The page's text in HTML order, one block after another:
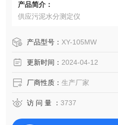
产品简介：
供应污泥水分测定仪
产品型号： XY-105MW
更新时间： 2024-04-12
厂商性质： 生产厂家
访 问 量 ： 3737